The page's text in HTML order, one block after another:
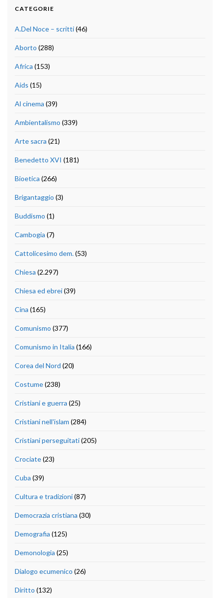
CATEGORIE
A.Del Noce – scritti(46)
Aborto (288)
Africa (153)
Aids (15)
Al cinema (39)
Ambientalismo (339)
Arte sacra (21)
Benedetto XVI (181)
Bioetica (266)
Brigantaggio (3)
Buddismo (1)
Cambogia (7)
Cattolicesimo dem.(53)
Chiesa (2.297)
Chiesa ed ebrei(39)
Cina (165)
Comunismo (377)
Comunismo in Italia (166)
Corea del Nord (20)
Costume(238)
Cristiani e guerra (25)
Cristiani nell'islam (284)
Cristiani perseguitati(205)
Crociate(23)
Cuba (39)
Cultura e tradizioni(87)
Democrazia cristiana (30)
Demografia (125)
Demonologia (25)
Dialogo ecumenico (26)
Diritto (132)